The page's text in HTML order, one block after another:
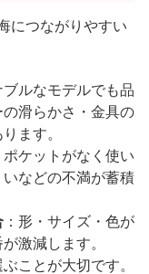
につながりやすい
ブルなモデルでも品
滑らかさ・金具の
ます。
ポケットがなく使い
などの不満が蓄積
：形・サイズ・色が
激減します。
ことが大切です。